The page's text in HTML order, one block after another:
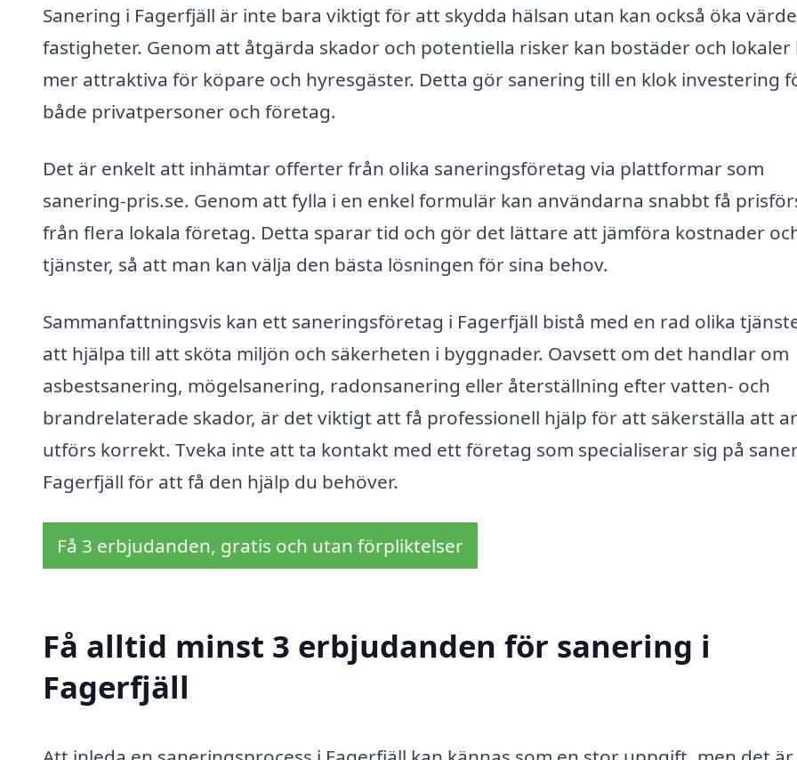
Sanering i Fagerfjäll är inte bara viktigt för att skydda hälsan utan kan också öka
fastigheter. Genom att åtgärda skador och potentiella risker kan bostäder och lokaler
mer attraktiva för köpare och hyresgäster. Detta gör sanering till en klok investering
både privatpersoner och företag.
Det är enkelt att inhämtar offerter från olika saneringsföretag via plattformar som
sanering-pris.se. Genom att fylla i en enkel formulär kan användarna snabbt få
från flera lokala företag. Detta sparar tid och gör det lättare att jämföra kostnader
tjänster, så att man kan välja den bästa lösningen för sina behov.
Sammanfattningsvis kan ett saneringsföretag i Fagerfjäll bistå med en rad olika
att hjälpa till att sköta miljön och säkerheten i byggnader. Oavsett om det handlar om
asbestsanering, mögelsanering, radonsanering eller återställning efter vatten- och
brandrelaterade skador, är det viktigt att få professionell hjälp för att säkerställa att
utförs korrekt. Tveka inte att ta kontakt med ett företag som specialiserar sig på
Fagerfjäll för att få den hjälp du behöver.
Få 3 erbjudanden, gratis och utan förpliktelser
Få alltid minst 3 erbjudanden för sanering i
Fagerfjäll